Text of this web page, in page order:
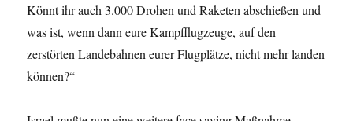
Könnt ihr auch 3.000 Drohen und Raketen abschießen und
was ist, wenn dann eure Kampfflugzeuge, auf den
zerstörten Landebahnen eurer Flugplätze, nicht mehr landen
können?“